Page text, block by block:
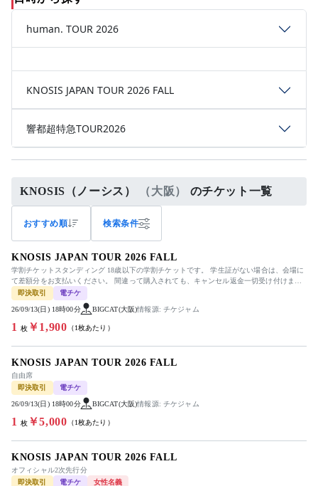
human. TOUR 2026
KNOSIS JAPAN TOUR 2026 FALL
響都超特急TOUR2026
KNOSIS（ノーシス） （大阪） のチケット一覧
おすすめ順 検索条件
KNOSIS JAPAN TOUR 2026 FALL
学割チケットスタンディング 18歳以下の学割チケットです。 学生証がない場合は、会場に
て差額分をお支払いください。 間違って購入されても、キャンセル返金一切受け付けませ
ん。 9月8日15時以降に...
即決取引 電チケ
26/09/13(日) 18時00分 BIGCAT(大阪)情報源: チケジャム
1 枚￥1,900 （1枚あたり）
KNOSIS JAPAN TOUR 2026 FALL
自由席
即決取引
電チケ
26/09/13(日) 18時00分 BIGCAT(大阪)情報源: チケジャム
1 枚￥5,000 （1枚あたり）
KNOSIS JAPAN TOUR 2026 FALL
オフィシャル2次先行分
即決取引
電チケ 女性名義